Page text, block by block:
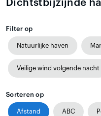
Dichtstbijzijnde
Filter op
Natuurlijke haven
Veilige wind volgende nacht
Sorteren op
Afstand ABC